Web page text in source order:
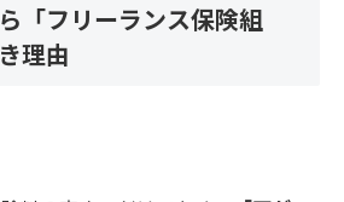
「フリーランス保険組
理由